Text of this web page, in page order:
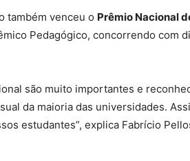
também venceu o Prêmio Nacional
Pedagógico, concorrendo com
são muito importantes e
da maioria das universidades.
estudantes”, explica Fabrício